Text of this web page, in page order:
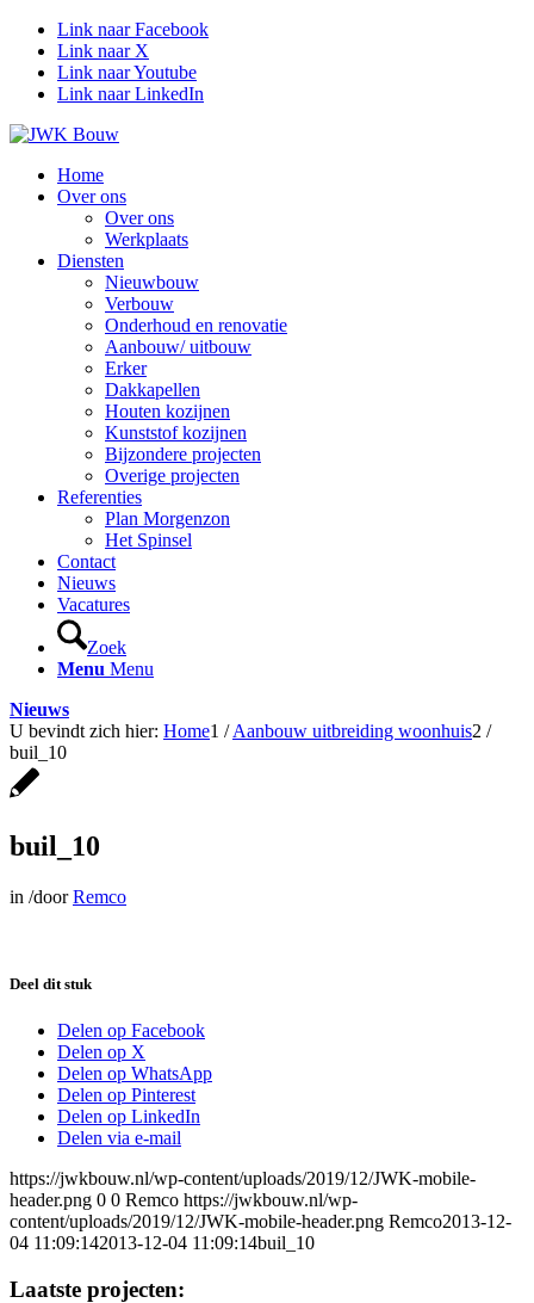
Link naar Facebook
Link naar X
Link naar Youtube
Link naar LinkedIn
Home
Over ons
Over ons
Werkplaats
Diensten
Nieuwbouw
Verbouw
Onderhoud en renovatie
Aanbouw/ uitbouw
Erker
Dakkapellen
Houten kozijnen
Kunststof kozijnen
Bijzondere projecten
Overige projecten
Referenties
Plan Morgenzon
Het Spinsel
Contact
Nieuws
Vacatures
Zoek
Menu Menu
Nieuws
U bevindt zich hier: Home1 / Aanbouw uitbreiding woonhuis2 /
buil_10
buil_10
in /doorRemco
Deel dit stuk
Delen op Facebook
Delen op X
Delen op WhatsApp
Delen op Pinterest
Delen op LinkedIn
Delen via e-mail
https://jwkbouw.nl/wp-content/uploads/2019/12/JWK-mobile-
header.png 0 0 Remco https://jwkbouw.nl/wp-
content/uploads/2019/12/JWK-mobile-header.png Remco2013-12-
04 11:09:142013-12-04 11:09:14buil_10
Laatste projecten: